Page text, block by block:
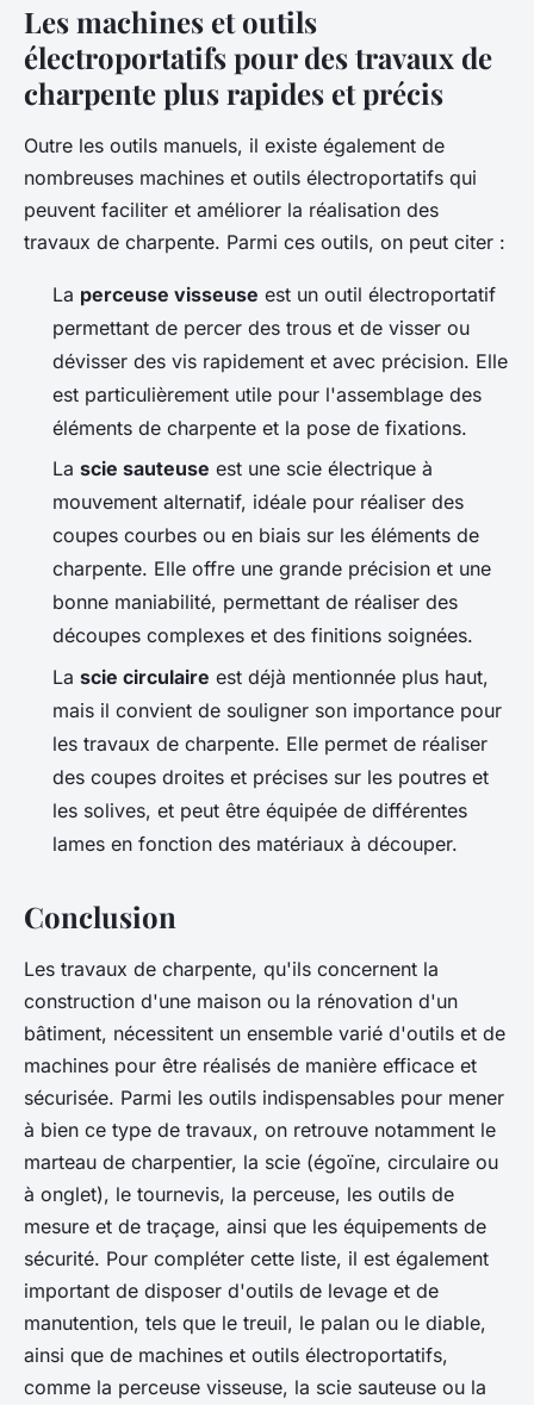
Les machines et outils
électroportatifs pour des travaux de
charpente plus rapides et précis
Outre les outils manuels, il existe également de
nombreuses machines et outils électroportatifs qui
peuvent faciliter et améliorer la réalisation des
travaux de charpente. Parmi ces outils, on peut citer :
La perceuse visseuse est un outil électroportatif
permettant de percer des trous et de visser ou
dévisser des vis rapidement et avec précision. Elle
est particulièrement utile pour l'assemblage des
éléments de charpente et la pose de fixations.
La scie sauteuse est une scie électrique à
mouvement alternatif, idéale pour réaliser des
coupes courbes ou en biais sur les éléments de
charpente. Elle offre une grande précision et une
bonne maniabilité, permettant de réaliser des
découpes complexes et des finitions soignées.
La scie circulaire est déjà mentionnée plus haut,
mais il convient de souligner son importance pour
les travaux de charpente. Elle permet de réaliser
des coupes droites et précises sur les poutres et
les solives, et peut être équipée de différentes
lames en fonction des matériaux à découper.
Conclusion
Les travaux de charpente, qu'ils concernent la
construction d'une maison ou la rénovation d'un
bâtiment, nécessitent un ensemble varié d'outils et de
machines pour être réalisés de manière efficace et
sécurisée. Parmi les outils indispensables pour mener
à bien ce type de travaux, on retrouve notamment le
marteau de charpentier, la scie (égoïne, circulaire ou
à onglet), le tournevis, la perceuse, les outils de
mesure et de traçage, ainsi que les équipements de
sécurité. Pour compléter cette liste, il est également
important de disposer d'outils de levage et de
manutention, tels que le treuil, le palan ou le diable,
ainsi que de machines et outils électroportatifs,
comme la perceuse visseuse, la scie sauteuse ou la